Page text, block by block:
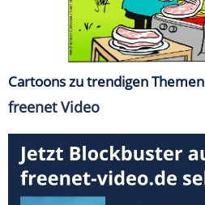
Cartoons zu trendigen Themen
freenet Video